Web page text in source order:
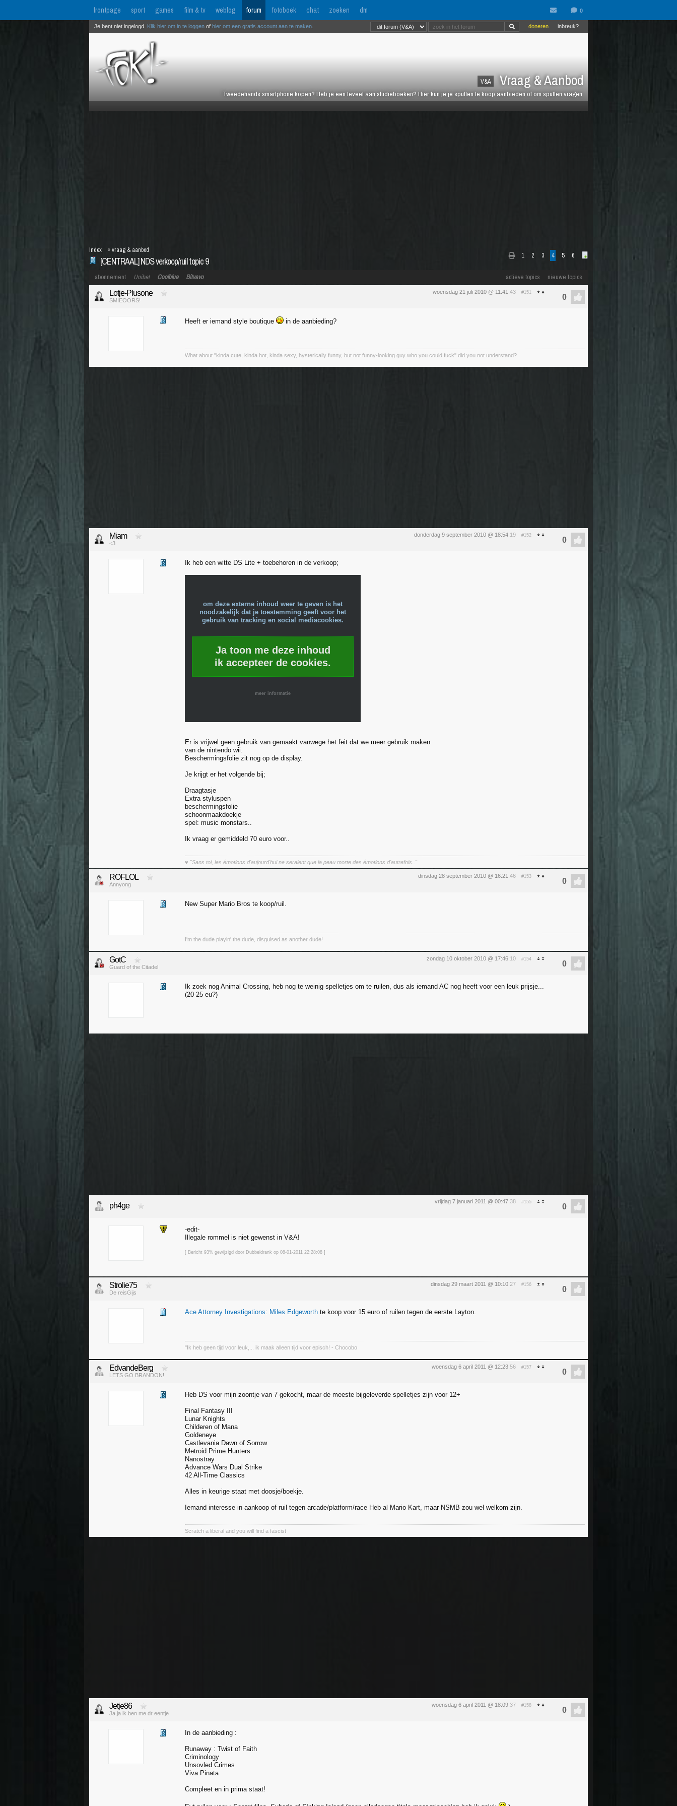
frontpage sport games film & tv weblog forum fotoboek chat zoeken dm
V&A Vraag & Aanbod
Tweedehands smartphone kopen? Heb je een teveel aan studieboeken? Hier kun je je spullen te koop aanbieden of om spullen vragen.
inbreuk?
doneren
Je bent niet ingelogd. Klik hier om in te loggen of hier om een gratis account aan te maken
1 2 3 4 5 6
[CENTRAAL] NDS verkoop/ruil topic 9
Index »vraag & aanbod
actieve topics nieuwe topics
abonnement Unibet Coolblue Bitvavo
woensdag 21 juli 2010 @ 11:41 :43 #151
Lotje-Plusone
SMIEOORS!
Heeft er iemand style boutique in de aanbieding?
What about "kinda cute, kinda hot, kinda sexy, hysterically funny, but not funny-looking guy who you could fuck" did you not understand?
donderdag 9 september 2010 @ 18:54:19 #152
Miam
<3
Ik heb een witte DS Lite + toebehoren in de verkoop;
om deze externe inhoud weer te geven is het
noodzakelijk dat je toestemming geeft voor het
gebruik van tracking en social mediacookies.
Ja toon me deze inhoud
ik accepteer de cookies.
meer informatie
Er is vrijwel geen gebruik van gemaakt vanwege het feit dat we meer gebruik maken
van de nintendo wii.
Beschermingsfolie zit nog op de display.
Je krijgt er het volgende bij;
Draagtasje
Extra styluspen
beschermingsfolie
schoonmaakdoekje
spel: music monstars..
Ik vraag er gemiddeld 70 euro voor..
♥ "Sans toi, les émotions d'aujourd'hui ne seraient que la peau morte des émotions d'autrefois.."
dinsdag 28 september 2010 @ 16:21 :46 #153
ROFLOL
Annyong
New Super Mario Bros te koop/ruil.
I'm the dude playin' the dude, disguised as another dude!
zondag 10 oktober 2010 @ 17:46:10 #154
GotC
Guard of the Citadel
Ik zoek nog Animal Crossing, heb nog te weinig spelletjes om te ruilen, dus als iemand AC nog heeft voor een leuk prijsje...
(20-25 eu?)
vrijdag 7 januari 2011 @ 00:47:38 #155
ph4ge
-edit-
Illegale rommel is niet gewenst in V&A!
[ Bericht 93% gewijzigd door Dubbeldrank op 08-01-2011 22:28:08 ]
dinsdag 29 maart 2011 @ 10:10:27 #156
Strolie75
De reisGijs
Ace Attorney Investigations: Miles Edgeworth te koop voor 15 euro of ruilen tegen de eerste Layton.
"Ik heb geen tijd voor leuk,... ik maak alleen tijd voor episch! - Chocobo
woensdag 6 april 2011 @ 12:23:56 #157
EdvandeBerg
LETS GO BRANDON!
Heb DS voor mijn zoontje van 7 gekocht, maar de meeste bijgeleverde spelletjes zijn voor 12+
Final Fantasy III
Lunar Knights
Childeren of Mana
Goldeneye
Castlevania Dawn of Sorrow
Metroid Prime Hunters
Nanostray
Advance Wars Dual Strike
42 All-Time Classics
Alles in keurige staat met doosje/boekje.
Iemand interesse in aankoop of ruil tegen arcade/platform/race Heb al Mario Kart, maar NSMB zou wel welkom zijn.
Scratch a liberal and you will find a fascist
woensdag 6 april 2011 @ 18:09:37 #158
Jetje86
Ja,ja ik ben me dr eentje
In de aanbieding :
Runaway : Twist of Faith
Criminology
Unsovled Crimes
Viva Pinata
Compleet en in prima staat!